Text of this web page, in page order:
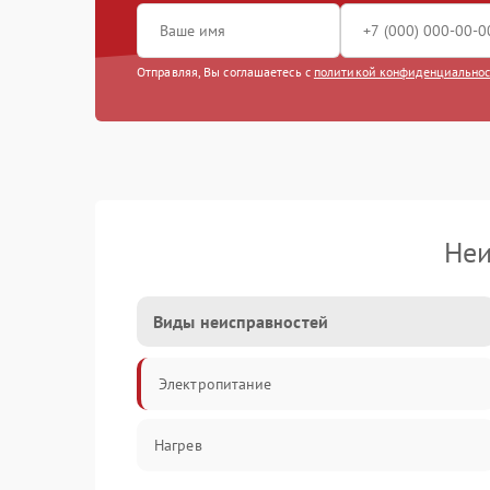
Отправляя, Вы соглашаетесь с политикой
Виды неисправностей
Электропитание
Нагрев